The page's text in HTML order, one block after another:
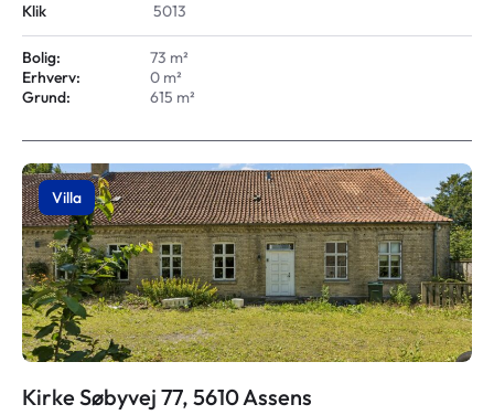
Klik
5013
Bolig:
73 m²
Erhverv:
0 m²
Grund:
615 m²
Villa
Kirke Søbyvej 77, 5610 Assens